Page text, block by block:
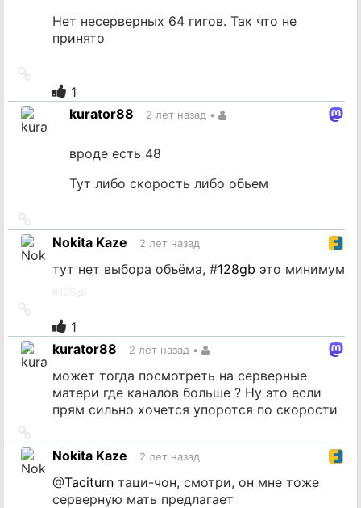
Нет несерверных 64 гигов. Так что не
принято
источник
1
kurator88
2 лет назад •
вроде есть 48
Тут либо скорость либо обьем
на
источник
Nokita Kaze 2 лет назад
тут нет выбора объёма, #128gb это минимум
источник
1
kurator88
2 лет назад •
может тогда посмотреть на серверные
матери где каналов больше ? Ну это если
прям сильно хочется упоротся по скорости
на
источник
Nokita Kaze 2 лет назад
@Taciturn таци-чон, смотри, он мне тоже
серверную мать предлагает